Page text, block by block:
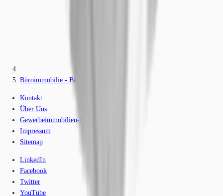
Büroimmobilie - Berlin, Halensee - B3337
Kontakt
Über Uns
Gewerbeimmobilien-Lexikon
Impressum
Sitemap
LinkedIn
Facebook
Twitter
YouTube